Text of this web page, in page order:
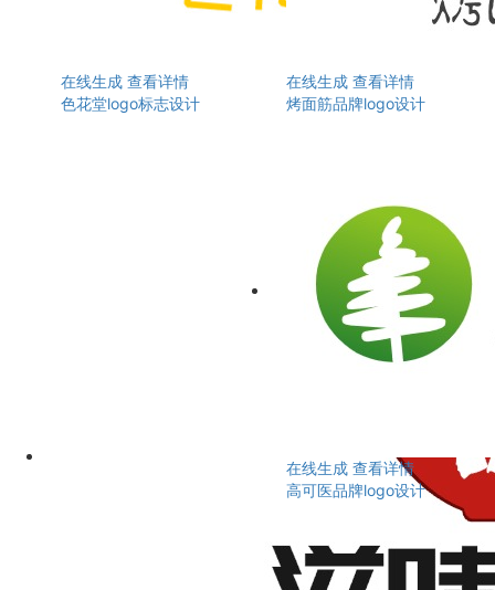
在线生成 查看详情
色花堂logo标志设计
在线生成 查看详情
烤面筋品牌logo设计
在线生成 查看详情
高可医品牌logo设计